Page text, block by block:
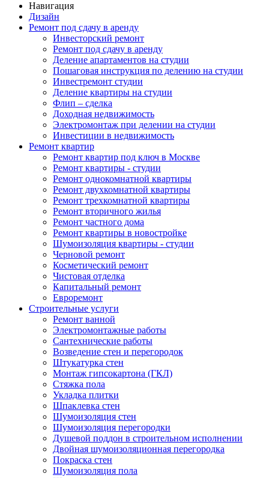
Навигация
Дизайн
Ремонт под сдачу в аренду
Инвесторский ремонт
Ремонт под сдачу в аренду
Деление апартаментов на студии
Пошаговая инструкция по делению на студии
Инвестремонт студии
Деление квартиры на студии
Флип – сделка
Доходная недвижимость
Электромонтаж при делении на студии
Инвестиции в недвижимость
Ремонт квартир
Ремонт квартир под ключ в Москве
Ремонт квартиры - студии
Ремонт однокомнатной квартиры
Ремонт двухкомнатной квартиры
Ремонт трехкомнатной квартиры
Ремонт вторичного жилья
Ремонт частного дома
Ремонт квартиры в новостройке
Шумоизоляция квартиры - студии
Черновой ремонт
Косметический ремонт
Чистовая отделка
Капитальный ремонт
Евроремонт
Строительные услуги
Ремонт ванной
Электромонтажные работы
Сантехнические работы
Возведение стен и перегородок
Штукатурка стен
Монтаж гипсокартона (ГКЛ)
Стяжка пола
Укладка плитки
Шпаклевка стен
Шумоизоляция стен
Шумоизоляция перегородки
Душевой поддон в строительном исполнении
Двойная шумоизоляционная перегородка
Покраска стен
Шумоизоляция пола